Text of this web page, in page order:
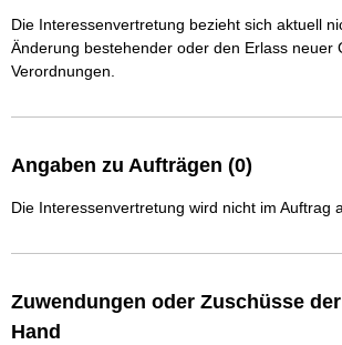
Die Interessenvertretung bezieht sich aktuell
Änderung bestehender oder den Erlass neuer
Verordnungen.
Angaben zu Aufträgen (0)
Die Interessenvertretung wird nicht im Auftrag
Zuwendungen oder Zuschüsse
Hand